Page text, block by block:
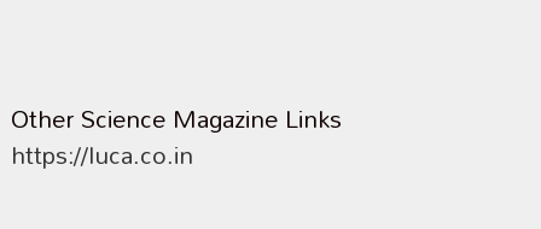
Other Science Magazine Links
https://luca.co.in